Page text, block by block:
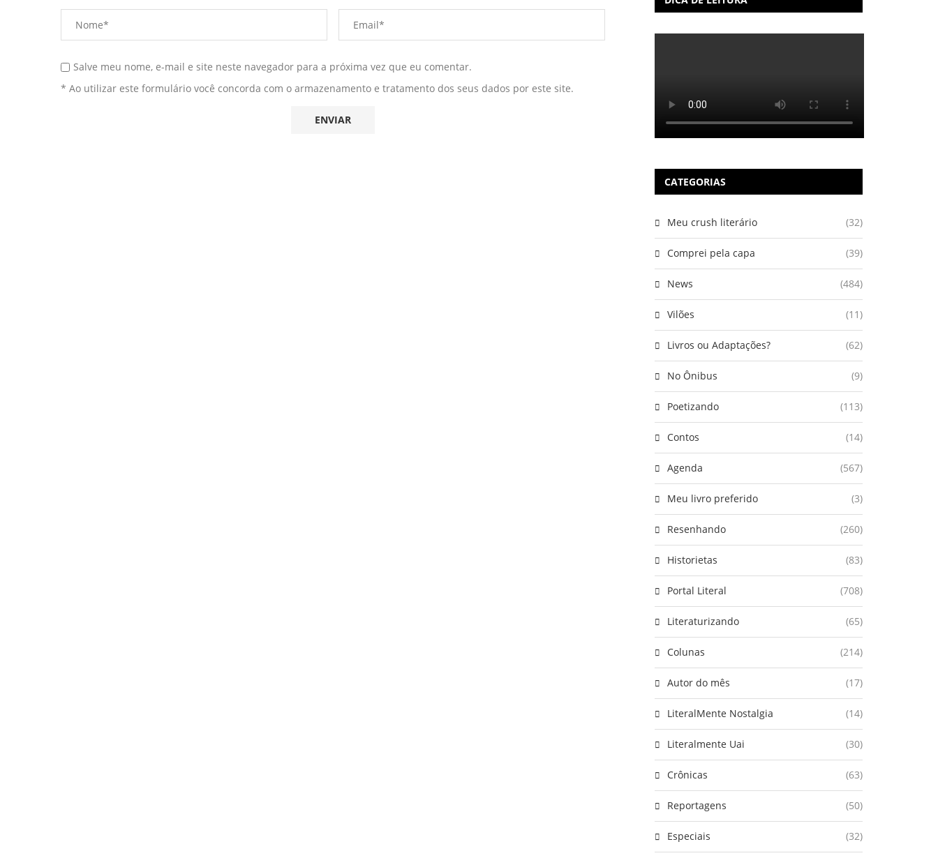
Salve meu nome, e-mail e site neste navegador para a próxima vez que eu comentar.
* Ao utilizar este formulário você concorda com o armazenamento e tratamento dos seus dados por este site.
CATEGORIAS
Meu crush literário (32)
Comprei pela capa (39)
News (484)
Vilões (11)
Livros ou Adaptações? (62)
No Ônibus (9)
Poetizando (113)
Contos (14)
Agenda (567)
Meu livro preferido (3)
Resenhando (260)
Historietas (83)
Portal Literal (708)
Literaturizando (65)
Colunas (214)
Autor do mês (17)
LiteralMente Nostalgia (14)
Literalmente Uai (30)
Crônicas (63)
Reportagens (50)
Especiais (32)